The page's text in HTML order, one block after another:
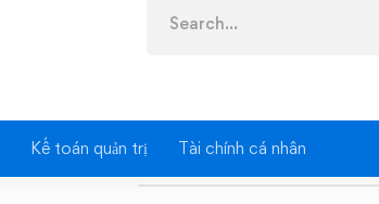
for:
Kế toán quản trị Tài chính cá nhân